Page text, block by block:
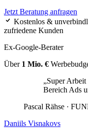
Jetzt Beratung anfragen
Kostenlos &
zufriedene Kunden
Ex-Google-Berater
Über 1 Mio. €
„Super
Bereich Ads
Pascal Rähse ·
Daniils Visnakovs